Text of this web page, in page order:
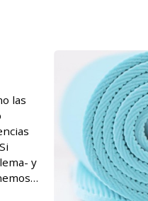
las
y
a